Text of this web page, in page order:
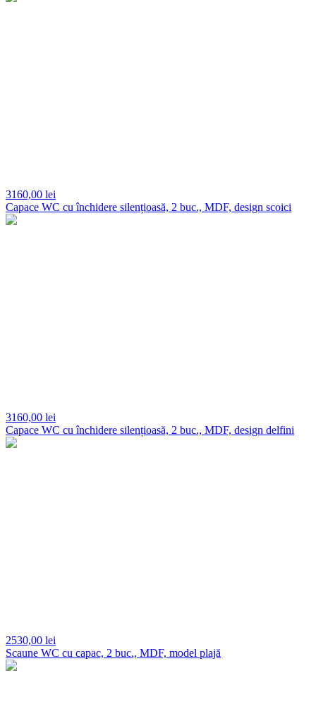
3160,00 lei
Capace WC cu închidere silențioasă, 2 buc., MDF, design scoici
3160,00 lei
Capace WC cu închidere silențioasă, 2 buc., MDF, design delfini
2530,00 lei
Scaune WC cu capac, 2 buc., MDF, model plajă